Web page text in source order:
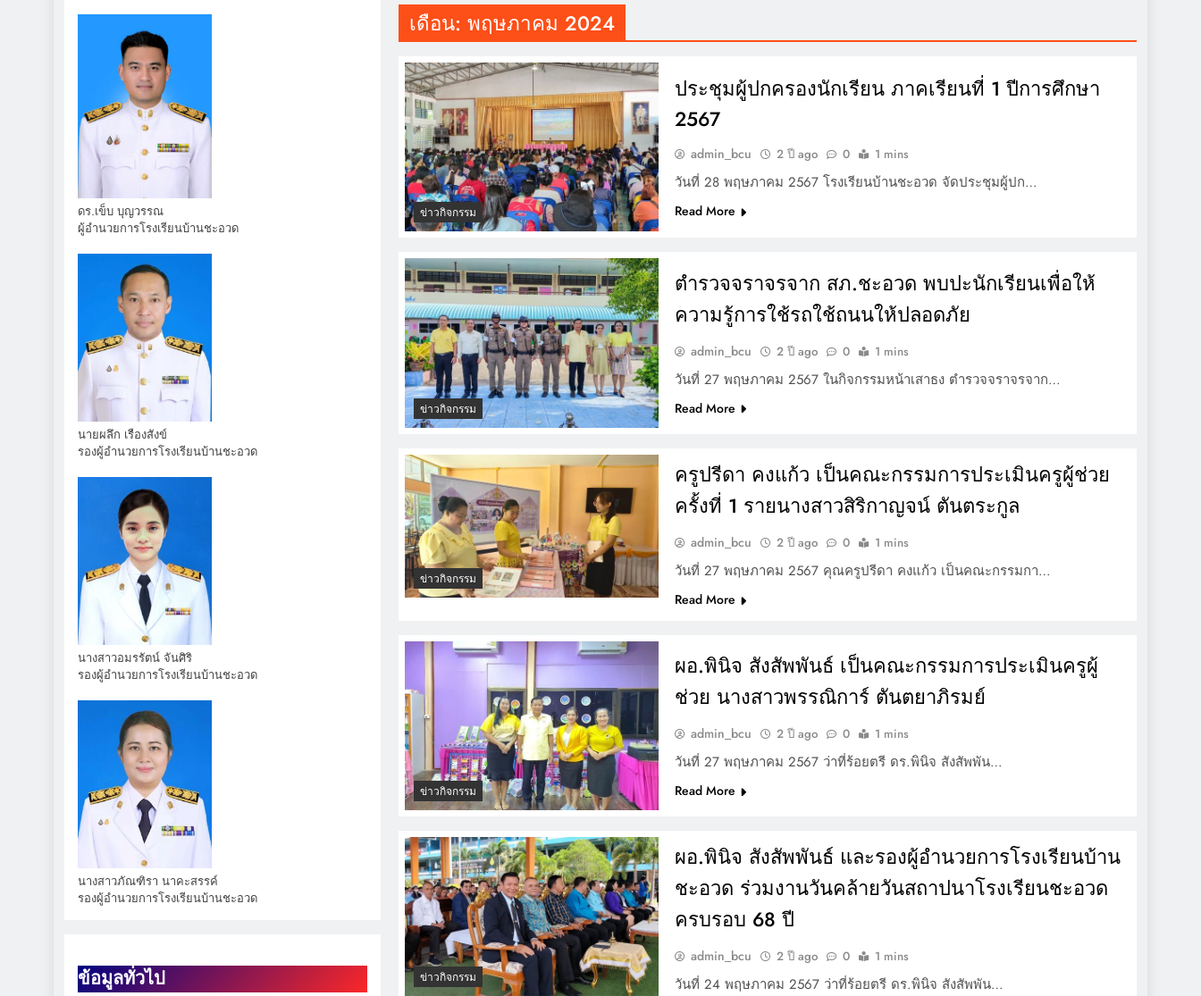
มอบถ้วยรางวัล เหรียญรางวัล และเกียรติบัตรแก่นักเรียน รายการมหกรรมกีฬาวิชาการเพื่อ
การศึกษาระดับประเทศ VTEA V-UP+ SUPREME KST LOGIC GAMES 2026
ตารางอาหารกลางวัน โรงเรียนบ้านชะอวด วันที่ 3-7 สิงหาคม 2569
ดร.เข็บ บุญวรรณ
ผู้อำนวยการโรงเรียนบ้านชะอวด
นายผลึก เรืองสังข์
รองผู้อำนวยการโรงเรียนบ้านชะอวด
นางสาวอมรรัตน์ จันศิริ
รองผู้อำนวยการโรงเรียนบ้านชะอวด
นางสาวภัณฑิรา นาคะสรรค์
รองผู้อำนวยการโรงเรียนบ้านชะอวด
ข้อมูลทั่วไป
เดือน: พฤษภาคม 2024
ข่าวกิจกรรม
ประชุมผู้ปกครองนักเรียน ภาคเรียนที่ 1 ปีการศึกษา
2567
admin_bcu 2 ปี ago 0 1 mins
วันที่ 28 พฤษภาคม 2567 โรงเรียนบ้านชะอวด จัดประชุมผู้ปก…
Read More
ข่าวกิจกรรม
ตำรวจจราจรจาก สภ.ชะอวด พบปะนักเรียนเพื่อให้
ความรู้การใช้รถใช้ถนนให้ปลอดภัย
admin_bcu 2 ปี ago 0 1 mins
วันที่ 27 พฤษภาคม 2567 ในกิจกรรมหน้าเสาธง ตำรวจจราจรจาก…
Read More
ข่าวกิจกรรม
ครูปรีดา คงแก้ว เป็นคณะกรรมการประเมินครูผู้ช่วย
ครั้งที่ 1 รายนางสาวสิริกาญจน์ ตันตระกูล
admin_bcu 2 ปี ago 0 1 mins
วันที่ 27 พฤษภาคม 2567 คุณครูปรีดา คงแก้ว เป็นคณะกรรมกา…
Read More
ข่าวกิจกรรม
ผอ.พินิจ สังสัพพันธ์ เป็นคณะกรรมการประเมินครูผู้
ช่วย นางสาวพรรณิการ์ ตันตยาภิรมย์
admin_bcu 2 ปี ago 0 1 mins
วันที่ 27 พฤษภาคม 2567 ว่าที่ร้อยตรี ดร.พินิจ สังสัพพัน…
Read More
ข่าวกิจกรรม
ผอ.พินิจ สังสัพพันธ์ และรองผู้อำนวยการโรงเรียนบ้าน
ชะอวด ร่วมงานวันคล้ายวันสถาปนาโรงเรียนชะอวด
ครบรอบ 68 ปี
admin_bcu 2 ปี ago 0 1 mins
วันที่ 24 พฤษภาคม 2567 ว่าที่ร้อยตรี ดร.พินิจ สังสัพพัน…